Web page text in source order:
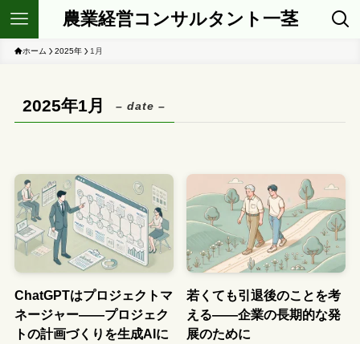
農業経営コンサルタント一茎
ホーム 2025年 1月
2025年1月 – date –
ChatGPTはプロジェクトマ
ネージャー――プロジェク
トの計画づくりを生成AIに
若くても引退後のことを考
える――企業の長期的な発
展のために